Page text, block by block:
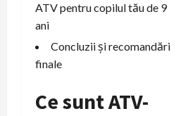
ATV pentru copilul tău de 9
ani
Concluzii și recomandări
finale
Ce sunt ATV-